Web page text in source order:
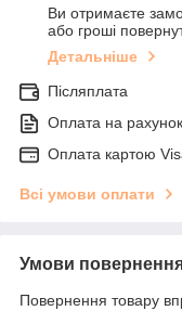
Ви отримаєте
або гроші
Детальніше
Післяплата
Оплата на рахунок
Оплата картою
Всі умови оплати
Умови
Повернення товару